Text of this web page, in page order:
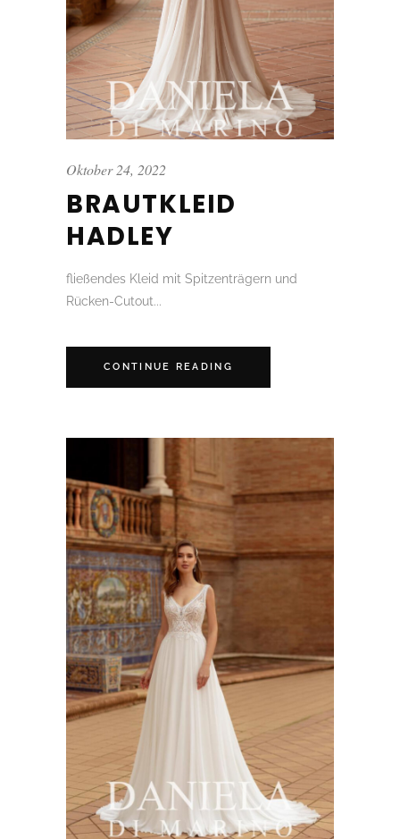
Oktober 24, 2022
BRAUTKLEID
HADLEY
fließendes Kleid mit Spitzenträgern und
Rücken-Cutout...
CONTINUE READING